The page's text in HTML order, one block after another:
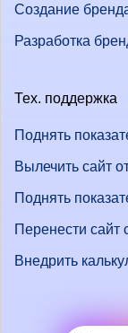
Создание
Разработка
Тех. поддержка
Поднять
Вылечить сайт
Поднять
Перенести
Внедрить